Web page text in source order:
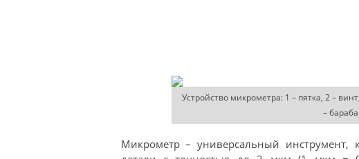
Устройство микрометра: 1 – пятка, 2 –
–
Микрометр – универсальный инструмент,